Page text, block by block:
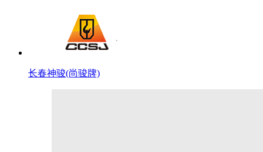
长春神骏(尚骏牌)